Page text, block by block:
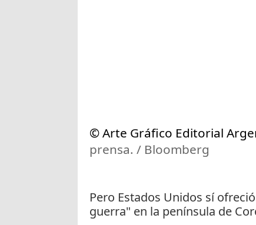
© Arte Gráfico Editorial
prensa. / Bloomberg
Pero Estados Unidos sí
guerra" en la península de